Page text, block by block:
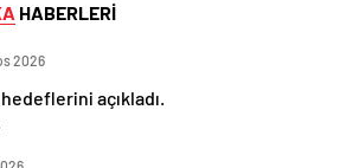
HABERLERİ
2026
açıkladı.